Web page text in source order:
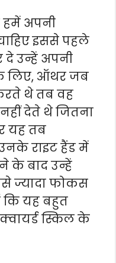
हमें अपनी
इससे पहले
उन्हें अपनी
लिए, ऑथर जब
थे तब वह
देते थे जितना
यह तब
राइट हैंड में
के बाद उन्हें
ज्यादा फोकस
यह बहुत
स्किल के